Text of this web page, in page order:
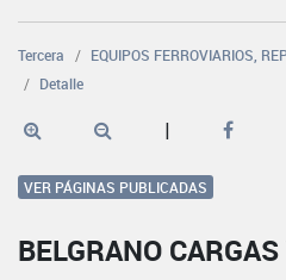
Tercera
EQUIPOS FERROVIARIOS,
Detalle
|
VER PÁGINAS PUBLICADAS
BELGRANO